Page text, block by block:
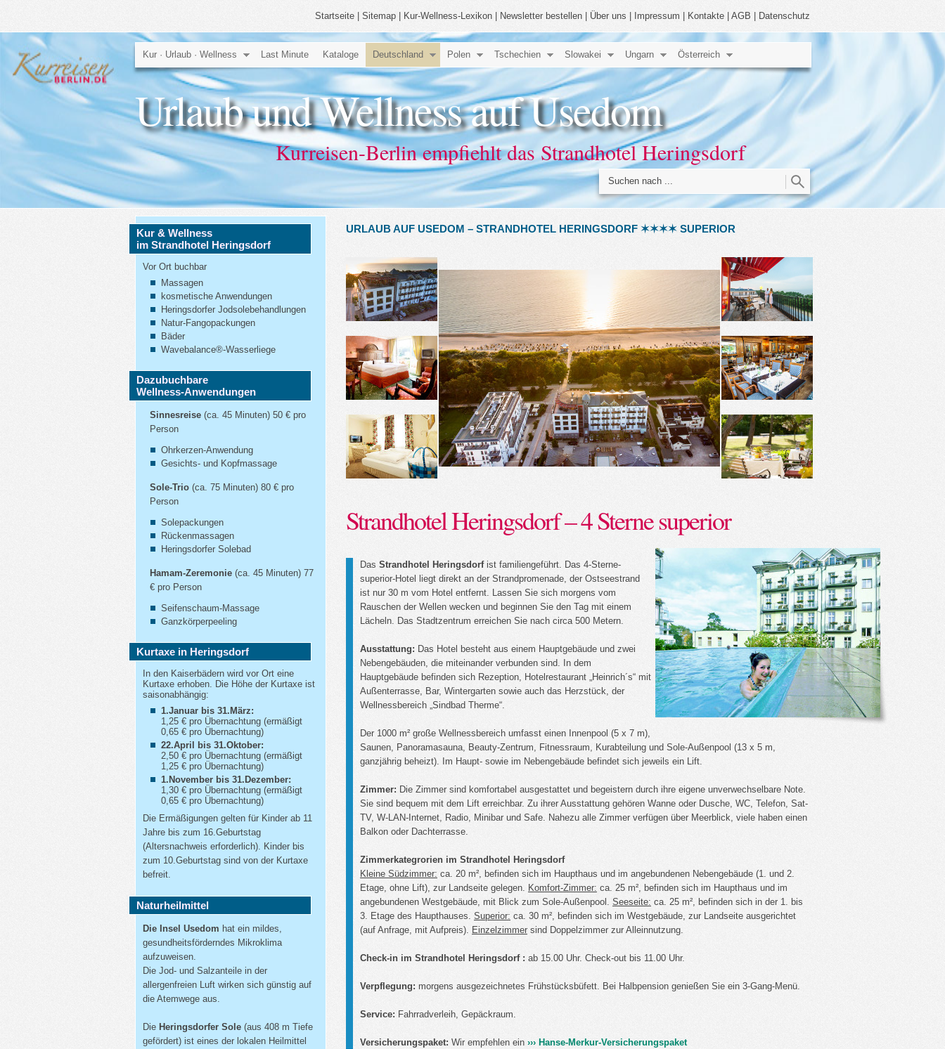
Startseite Sitemap Kur-Wellness-Lexikon Newsletter bestellen Über uns Impressum Kontakte AGB Datenschutz
Urlaub und Wellness auf Usedom
Kurreisen-Berlin empfiehlt das Strandhotel Heringsdorf
Kur · Urlaub · Wellness Last Minute Kataloge Deutschland Polen Tschechien Slowakei Ungarn Österreich
URLAUB AUF USEDOM – STRANDHOTEL HERINGSDORF ✶✶✶✶ SUPERIOR
Strandhotel Heringsdorf – 4 Sterne superior
Das Strandhotel Heringsdorfist familiengeführt. Das 4-Sterne-
superior-Hotel liegt direkt an der Strand­promenade, der Ostseestrand
ist nur 30 m vom Hotel entfernt. Lassen Sie sich morgens vom
Rauschen der Wellen wecken und beginnen Sie den Tag mit einem
Lächeln. Das Stadtzentrum erreichen Sie nach circa 500 Metern.
Ausstattung: Das Hotel besteht aus einem Hauptgebäude und zwei
Nebengebäuden, die miteinander verbunden sind. In dem
Hauptgebäude befinden sich Rezeption, Hotelrestaurant „Heinrich´s“ mit
Außenterrasse, Bar, Wintergarten sowie auch das Herzstück, der
Wellnessbereich „Sindbad Therme“.
Der 1000 m² große Wellnessbereich umfasst einen Innenpool (5 x 7 m),
Saunen, Panoramasauna, Beauty-Zentrum, Fitnessraum, Kurabteilung und Sole-Außenpool (13 x 5 m,
ganzjährig beheizt). Im Haupt- sowie im Nebengebäude befindet sich jeweils ein Lift.
Zimmer: Die Zimmer sind komfortabel ausgestattet und begeis­tern durch ihre eigene unverwechselbare Note.
Sie sind bequem mit dem Lift erreichbar. Zu ihrer Ausstattung gehören Wanne oder Dusche, WC, Telefon, Sat-
TV, W-LAN-Internet, Radio, Minibar und Safe. Nahezu alle Zimmer verfügen über Meerblick, viele haben einen
Balkon oder Dachterrasse.
Zimmerkategrorien im Strandhotel Heringsdorf
Kleine Südzimmer: ca. 20 m², befinden sich im Haupthaus und im angebundenen Nebengebäude (1. und 2.
Etage, ohne Lift), zur Landseite gelegen. Komfort-Zimmer: ca. 25 m², befinden sich im Haupthaus und im
angebundenen Westgebäude, mit Blick zum Sole-Außenpool. Seeseite: ca. 25 m², befinden sich in der 1. bis
3. Etage des Haupthauses. Superior: ca. 30 m², befinden sich im Westgebäude, zur Landseite ausgerichtet
(auf Anfrage, mit Aufpreis). Einzelzimmer sind Doppelzimmer zur Alleinnutzung.
Check-in im Strandhotel Heringsdorf : ab 15.00 Uhr. Check-out bis 11.00 Uhr.
Verpflegung: morgens ausgezeichnetes Frühstücksbüfett. Bei Halbpension genießen Sie ein 3-Gang-Menü.
Service: Fahrradverleih, Gepäckraum.
Versicherungspaket: Wir empfehlen ein ››› Hanse-Merkur-Versicherungspaket
Kur & Wellness
im Strandhotel Heringsdorf
Vor Ort buchbar
Massagen
kosmetische Anwendungen
Heringsdorfer Jodsolebehandlungen
Natur-Fangopackungen
Bäder
Wavebalance®-Wasserliege
Dazubuchbare
Wellness-Anwendungen
Sinnesreise (ca. 45 Minuten) 50 € pro
Person
Ohrkerzen-Anwendung
Gesichts- und Kopfmassage
Sole-Trio (ca. 75 Minuten) 80 € pro
Person
Solepackungen
Rückenmassagen
Heringsdorfer Solebad
Hamam-Zeremonie (ca. 45 Minuten) 77
€ pro Person
Seifenschaum-Massage
Ganzkörperpeeling
Kurtaxe in Heringsdorf
In den Kaiserbädern wird vor Ort eine
Kurtaxe erhoben. Die Höhe der Kurtaxe ist
saisonabhängig:
1.Januar bis 31.März:
1,25 € pro Übernachtung (ermäßigt
0,65 € pro Übernachtung)
22.April bis 31.Oktober:
2,50 € pro Übernachtung (ermäßigt
1,25 € pro Übernachtung)
1.November bis 31.Dezember:
1,30 € pro Übernachtung (ermäßigt
0,65 € pro Übernachtung)
Die Ermäßigungen gelten für Kinder ab 11
Jahre bis zum 16.Geburtstag
(Altersnachweis erforderlich). Kinder bis
zum 10.Geburtstag sind von der Kurtaxe
befreit.
Naturheilmittel
Die Insel Usedom hat ein mildes,
gesundheitsförderndes Mikroklima
aufzuweisen.
Die Jod- und Salzanteile in der
allergenfreien Luft wirken sich günstig auf
die Atemwege aus.
Die Heringsdorfer Sole (aus 408 m Tiefe
gefördert) ist eines der lokalen Heilmittel